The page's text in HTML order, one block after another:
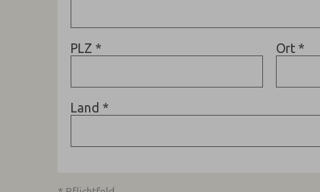
PLZ * Ort *
Land *